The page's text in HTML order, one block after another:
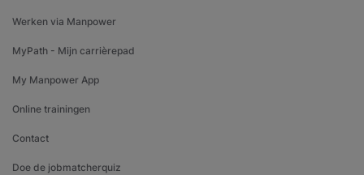
Werken via Manpower
MyPath - Mijn carrièrepad
My Manpower App
Online trainingen
Contact
Doe de jobmatcherquiz